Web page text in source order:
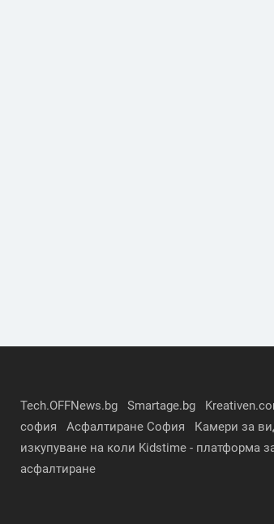
Tech.OFFNews.bg Smartage.bg
софия
Асфалтиране София Камери за
изкупуване на коли Kidstime - платформа
асфалтиране